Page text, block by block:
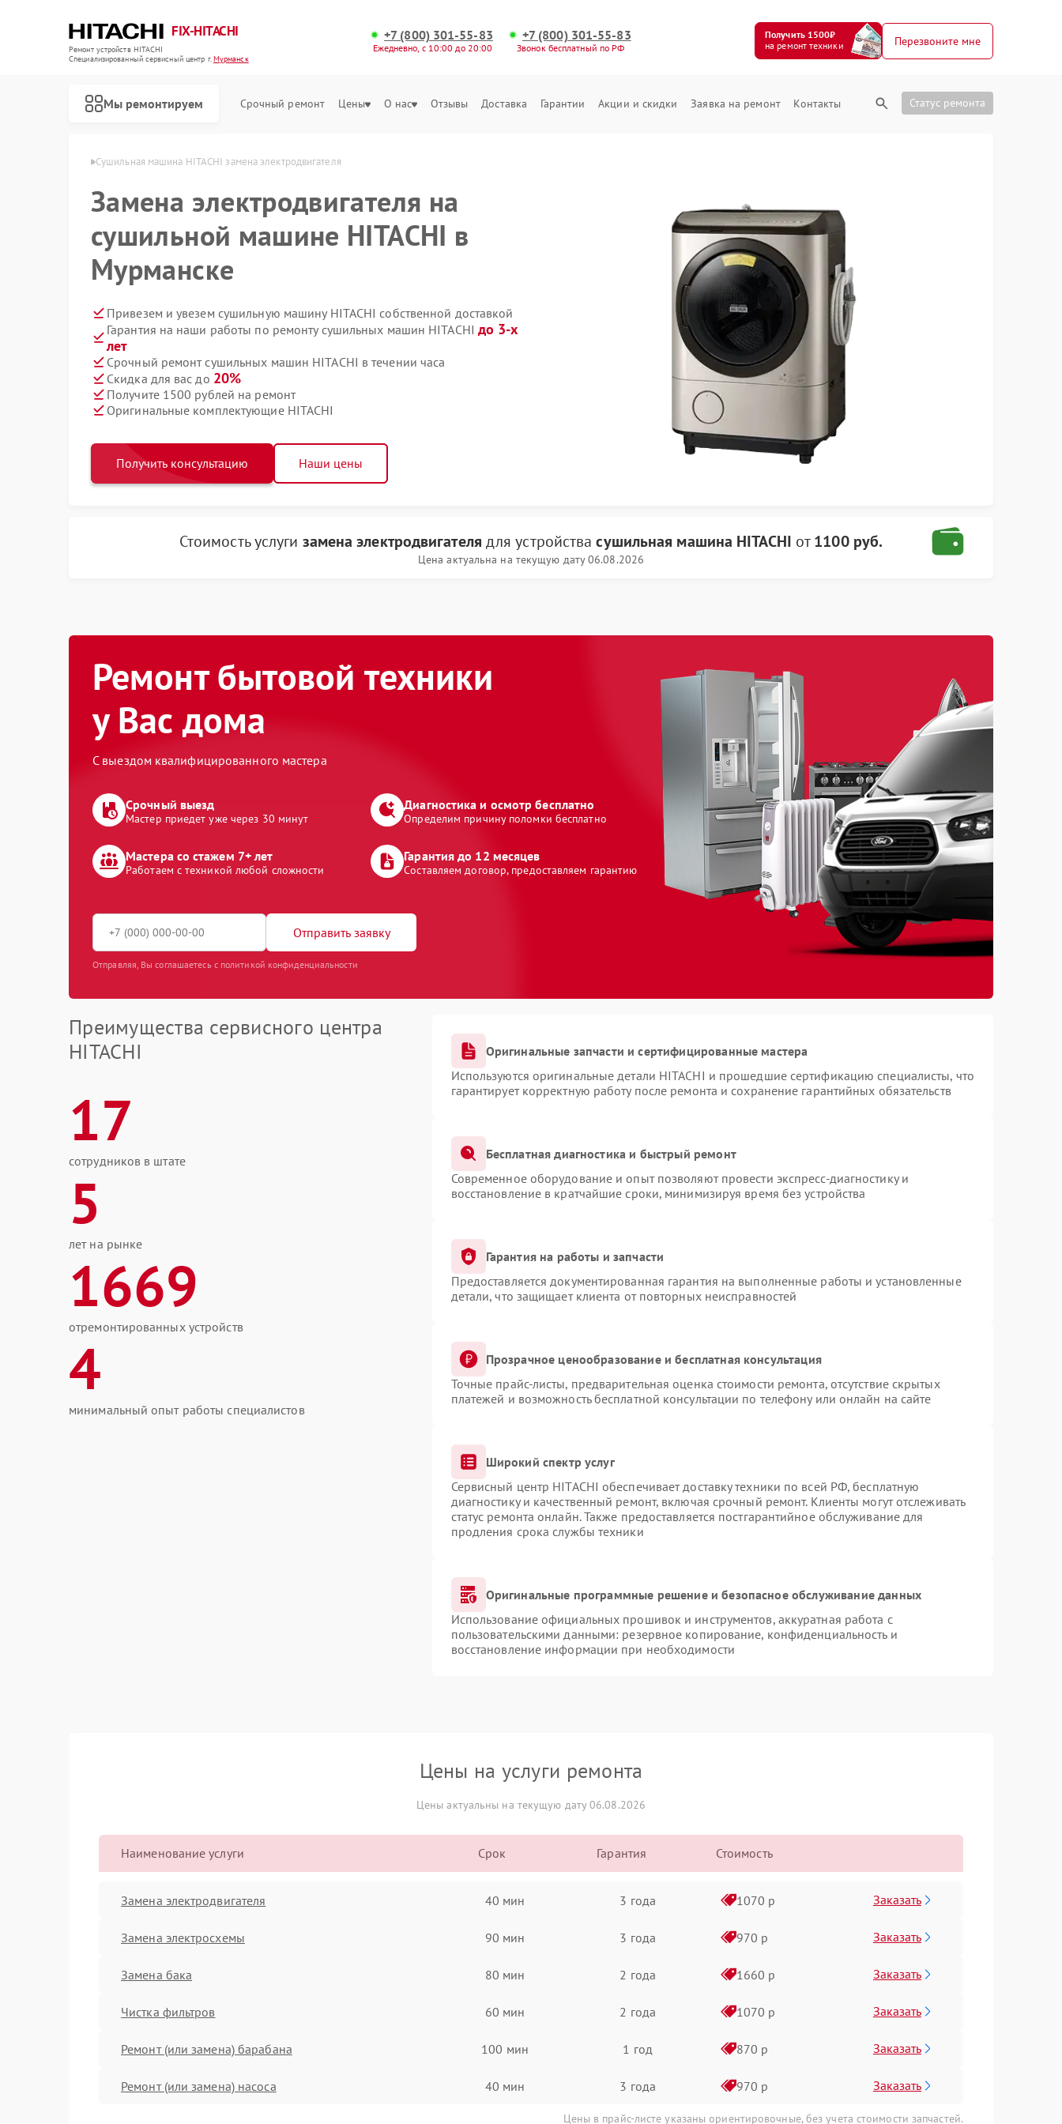
FIX-HITACHI
Ремонт устройств HITACHI
Специализированный cервисный центр г.Мурманск
+7 (800) 301-55-83
Ежедневно, с 10:00 до 20:00
+7 (800) 301-55-83
Звонок бесплатный по РФ
Получить 1500₽
на ремонт техники
Перезвоните мне
Мы ремонтируем Срочный ремонт Цены О нас Отзывы Доставка Гарантии Акции и скидки Заявка на ремонт Контакты Статус ремонта
Сушильная машина HITACHI замена электродвигателя
Замена электродвигателя на
сушильной машине HITACHI в
Мурманске
Привезем и увезем сушильную машину HITACHI собственной доставкой
Гарантия на наши работы по ремонту сушильных машин HITACHI до 3-х
лет
Срочный ремонт сушильных машин HITACHI в течении часа
Скидка для вас до 20%
Получите 1500 рублей на ремонт
Оригинальные комплектующие HITACHI
Получить консультацию Наши цены
Стоимость услуги замена электродвигателя для устройствасушильная машина HITACHI от1100 руб.
Цена актуальна на текущую дату 06.08.2026
Ремонт бытовой техники
у Вас дома
С выездом квалифицированного мастера
Срочный выезд
Мастер приедет уже через 30 минут
Диагностика и осмотр бесплатно
Определим причину поломки бесплатно
Мастера со стажем 7+ лет
Работаем с техникой любой сложности
Гарантия до 12 месяцев
Составляем договор, предоставляем гарантию
Отправить заявку
Отправляя, Вы соглашаетесь с политикой конфиденциальности
Преимущества сервисного центра
HITACHI
17
сотрудников в штате
5
лет на рынке
1669
отремонтированных устройств
4
минимальный опыт работы специалистов
Оригинальные запчасти и сертифицированные мастера
Используются оригинальные детали HITACHI и прошедшие сертификацию специалисты, что
гарантирует корректную работу после ремонта и сохранение гарантийных обязательств
Бесплатная диагностика и быстрый ремонт
Современное оборудование и опыт позволяют провести экспресс-диагностику и
восстановление в кратчайшие сроки, минимизируя время без устройства
Гарантия на работы и запчасти
Предоставляется документированная гарантия на выполненные работы и установленные
детали, что защищает клиента от повторных неисправностей
Прозрачное ценообразование и бесплатная консультация
Точные прайс-листы, предварительная оценка стоимости ремонта, отсутствие скрытых
платежей и возможность бесплатной консультации по телефону или онлайн на сайте
Широкий спектр услуг
Сервисный центр HITACHI обеспечивает доставку техники по всей РФ, бесплатную
диагностику и качественный ремонт, включая срочный ремонт. Клиенты могут отслеживать
статус ремонта онлайн. Также предоставляется постгарантийное обслуживание для
продления срока службы техники
Оригинальные программные решение и безопасное обслуживание данных
Использование официальных прошивок и инструментов, аккуратная работа с
пользовательскими данными: резервное копирование, конфиденциальность и
восстановление информации при необходимости
Цены на услуги ремонта
Цены актуальны на текущую дату 06.08.2026
Наименование услуги Срок Гарантия Стоимость
Замена электродвигателя 40 мин 3 года 1070 р Заказать
Замена электросхемы 90 мин 3 года 970 р Заказать
Замена бака 80 мин 2 года 1660 р Заказать
Чистка фильтров 60 мин 2 года 1070 р Заказать
Ремонт (или замена) барабана 100 мин 1 год 870 р Заказать
Ремонт (или замена) насоса 40 мин 3 года 970 р Заказать
Цены в прайс-листе указаны ориентировочные, без учета стоимости запчастей.